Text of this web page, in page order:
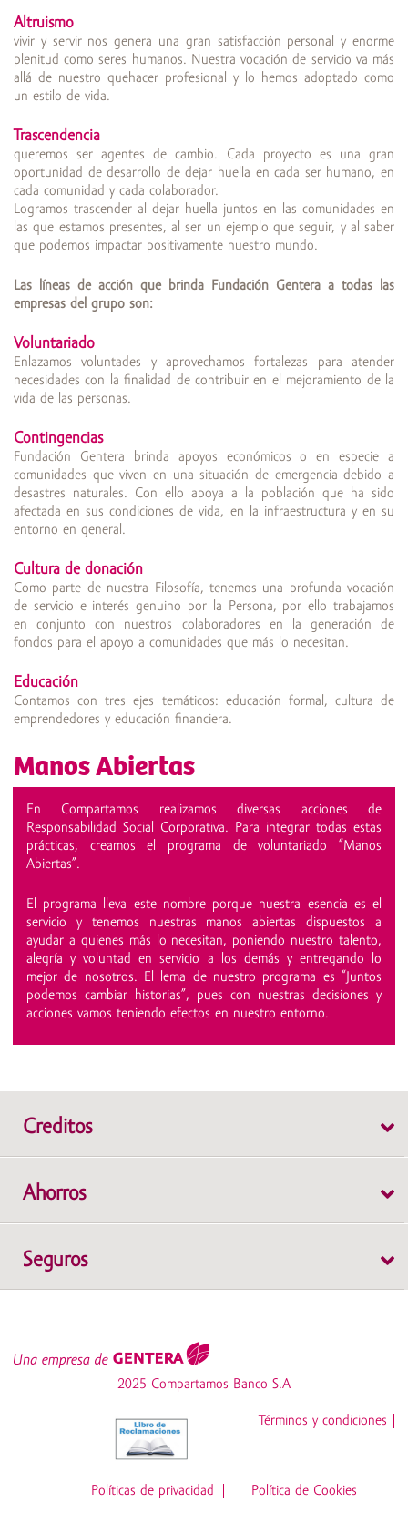
Altruismo
vivir y servir nos genera una gran satisfacción personal y enorme
plenitud como seres humanos. Nuestra vocación de servicio va más
allá de nuestro quehacer profesional y lo hemos adoptado como
un estilo de vida.
Trascendencia
queremos ser agentes de cambio. Cada proyecto es una gran
oportunidad de desarrollo de dejar huella en cada ser humano, en
cada comunidad y cada colaborador.
Logramos trascender al dejar huella juntos en las comunidades en
las que estamos presentes, al ser un ejemplo que seguir, y al saber
que podemos impactar positivamente nuestro mundo.
Las líneas de acción que brinda Fundación Gentera a todas las
empresas del grupo son:
Voluntariado
Enlazamos voluntades y aprovechamos fortalezas para atender
necesidades con la finalidad de contribuir en el mejoramiento de la
vida de las personas.
Contingencias
Fundación Gentera brinda apoyos económicos o en especie a
comunidades que viven en una situación de emergencia debido a
desastres naturales. Con ello apoya a la población que ha sido
afectada en sus condiciones de vida, en la infraestructura y en su
entorno en general.
Cultura de donación
Como parte de nuestra Filosofía, tenemos una profunda vocación
de servicio e interés genuino por la Persona, por ello trabajamos
en conjunto con nuestros colaboradores en la generación de
fondos para el apoyo a comunidades que más lo necesitan.
Educación
Contamos con tres ejes temáticos: educación formal, cultura de
emprendedores y educación financiera.
Manos Abiertas
En Compartamos realizamos diversas acciones de
Responsabilidad Social Corporativa. Para integrar todas estas
prácticas, creamos el programa de voluntariado “Manos
Abiertas”.
El programa lleva este nombre porque nuestra esencia es el
servicio y tenemos nuestras manos abiertas dispuestos a
ayudar a quienes más lo necesitan, poniendo nuestro talento,
alegría y voluntad en servicio a los demás y entregando lo
mejor de nosotros. El lema de nuestro programa es “Juntos
podemos cambiar historias”, pues con nuestras decisiones y
acciones vamos teniendo efectos en nuestro entorno.
Creditos
Grupal
Ahorros
Depósito a Plazo Fijo
Cuenta Emprendedores
Cuenta Crece Libre
Seguros
Desgravamen
Z6_NOG4HK8209A550QV5BMRTNJNU0
2025 Compartamos Banco S.A
Términos y condiciones
Políticas de privacidad Política de Cookies